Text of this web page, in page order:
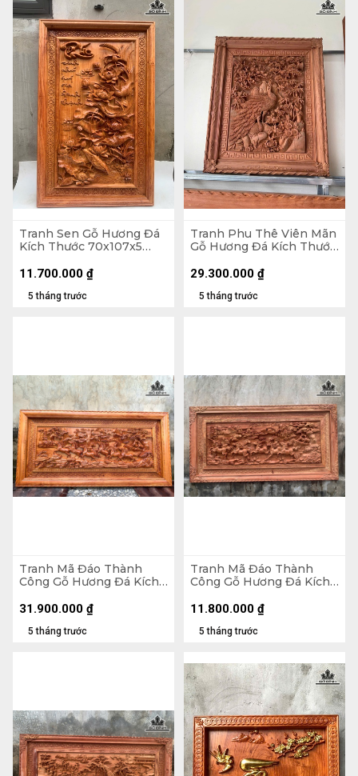
Tranh Sen Gỗ Hương Đá
Kích Thước 70x107x5
5 tháng trước
11.700.000 ₫
Tranh Phu Thê Viên Mãn
Gỗ Hương Đá Kích Thước
5 tháng trước
29.300.000 ₫
Tranh Mã Đáo Thành
Công Gỗ Hương Đá Kích
5 tháng trước
31.900.000 ₫
Tranh Mã Đáo Thành
Công Gỗ Hương Đá Kích
5 tháng trước
11.800.000 ₫